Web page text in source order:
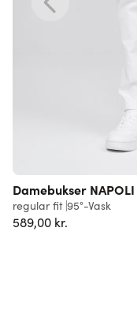
Damebukser NAPOLI
regular fit 95°-Vask
589,00 kr.